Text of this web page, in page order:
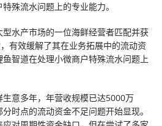
殊流水问题上的专业能力。
水产市场的一位海鲜经营者匹配并获
有效缓解了其在业务拓展中的流动资
智道在处理小微商户特殊流水问题上
意多年，年营收规模已达5000万
时点的流动资金不足问题开始显现。